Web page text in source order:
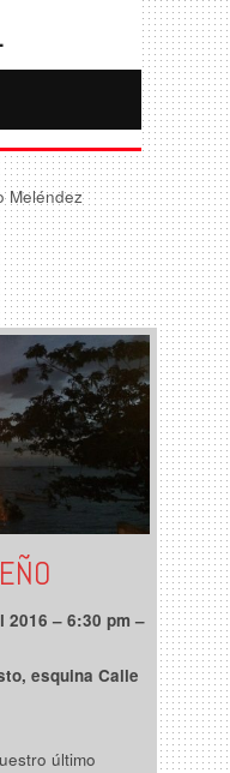
Meléndez
2016 – 6:30 pm –
esquina Calle
último